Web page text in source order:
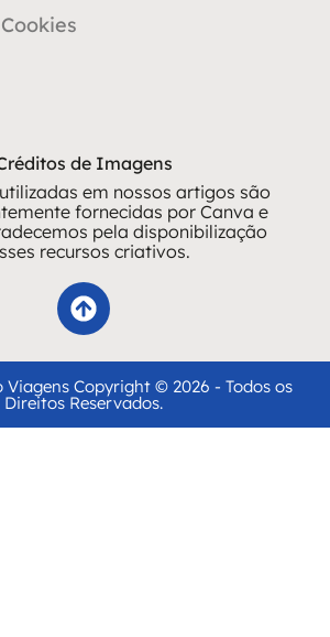
de Imagens
em nossos artigos são
fornecidas por Canva e
pela disponibilização
recursos criativos.
Viagens Copyright © 2026 - Todos os
Direitos Reservados.